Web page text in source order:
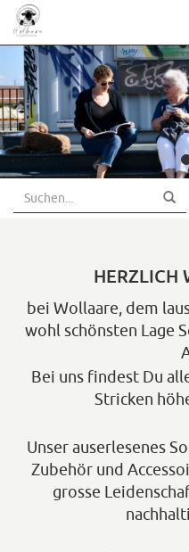
Skip
main
content
HERZLICH
bei Wollaare, dem
wohl schönsten Lage
Bei uns findest Du
Stricken
Unser auserlesenes
Zubehör und
grosse